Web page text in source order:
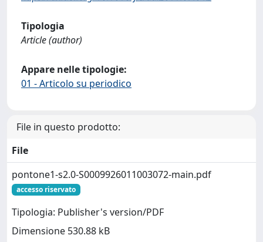
Tipologia
Article (author)
Appare nelle tipologie:
01 - Articolo su periodico
File in questo prodotto:
File
pontone1-s2.0-S0009926011003072-main.pdf
accesso riservato
Tipologia: Publisher's version/PDF
Dimensione 530.88 kB